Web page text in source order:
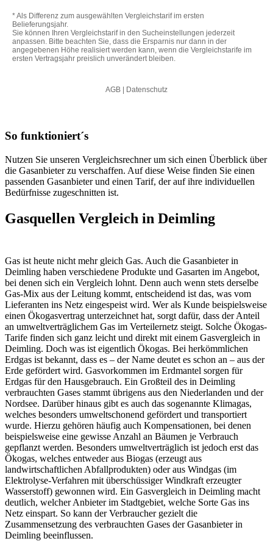
So funktioniert´s
Nutzen Sie unseren Vergleichsrechner um sich einen Überblick über
die Gasanbieter zu verschaffen. Auf diese Weise finden Sie einen
passenden Gasanbieter und einen Tarif, der auf ihre individuellen
Bedürfnisse zugeschnitten ist.
Gasquellen Vergleich in Deimling
Gas ist heute nicht mehr gleich Gas. Auch die Gasanbieter in
Deimling haben verschiedene Produkte und Gasarten im Angebot,
bei denen sich ein Vergleich lohnt. Denn auch wenn stets derselbe
Gas-Mix aus der Leitung kommt, entscheidend ist das, was vom
Lieferanten ins Netz eingespeist wird. Wer als Kunde beispielsweise
einen Ökogasvertrag unterzeichnet hat, sorgt dafür, dass der Anteil
an umweltverträglichem Gas im Verteilernetz steigt. Solche Ökogas-
Tarife finden sich ganz leicht und direkt mit einem Gasvergleich in
Deimling. Doch was ist eigentlich Ökogas. Bei herkömmlichen
Erdgas ist bekannt, dass es – der Name deutet es schon an – aus der
Erde gefördert wird. Gasvorkommen im Erdmantel sorgen für
Erdgas für den Hausgebrauch. Ein Großteil des in Deimling
verbrauchten Gases stammt übrigens aus den Niederlanden und der
Nordsee. Darüber hinaus gibt es auch das sogenannte Klimagas,
welches besonders umweltschonend gefördert und transportiert
wurde. Hierzu gehören häufig auch Kompensationen, bei denen
beispielsweise eine gewisse Anzahl an Bäumen je Verbrauch
gepflanzt werden. Besonders umweltverträglich ist jedoch erst das
Ökogas, welches entweder aus Biogas (erzeugt aus
landwirtschaftlichen Abfallprodukten) oder aus Windgas (im
Elektrolyse-Verfahren mit überschüssiger Windkraft erzeugter
Wasserstoff) gewonnen wird. Ein Gasvergleich in Deimling macht
deutlich, welcher Anbieter im Stadtgebiet, welche Sorte Gas ins
Netz einspart. So kann der Verbraucher gezielt die
Zusammensetzung des verbrauchten Gases der Gasanbieter in
Deimling beeinflussen.